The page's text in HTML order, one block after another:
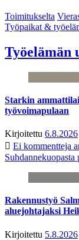
Toimitukselta
Työpaikat &
Työelämän
Starkin
työvoimapulaan
Kirjoitettu 6.8.2026
Ei kommentteja
Rakennustyö
aluejohtajaksi
Kirjoitettu 5.8.2026